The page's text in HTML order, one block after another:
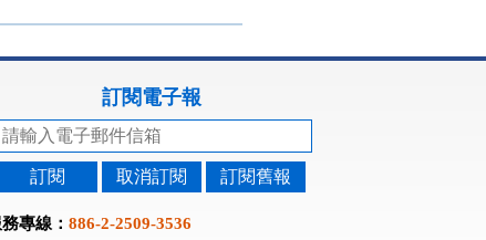
訂閱電子報
訂閱 取消訂閱 訂閱舊報
專線： 886-2-2509-3536